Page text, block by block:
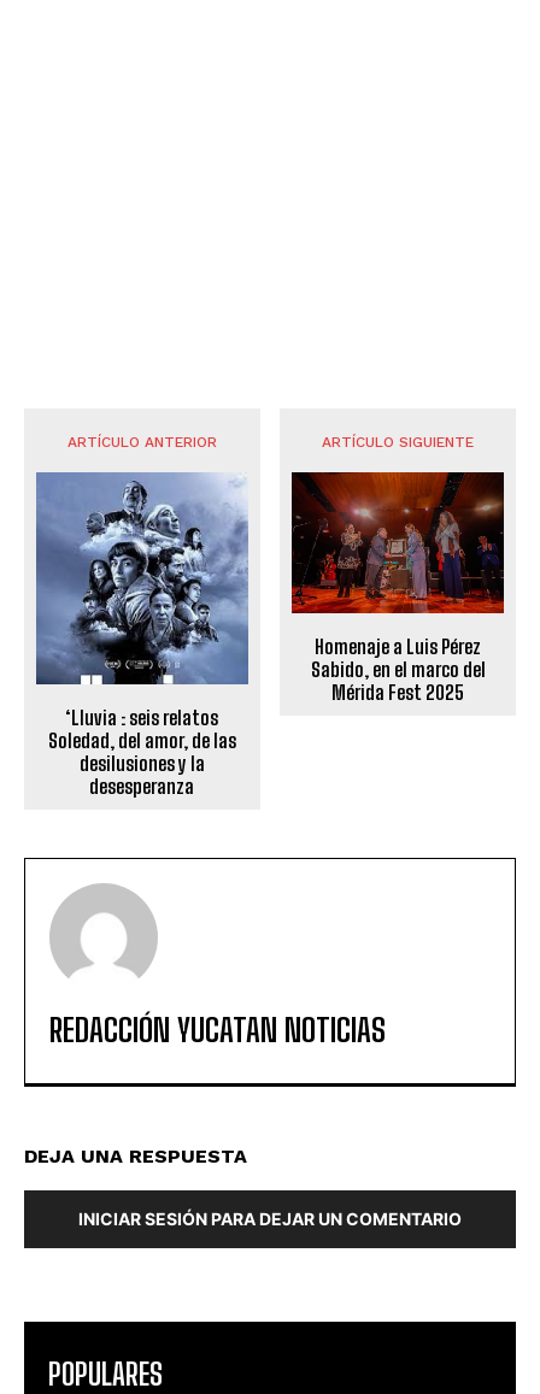
ARTÍCULO ANTERIOR
‘Lluvia : seis relatos
Soledad, del amor, de las
desilusiones y la
desesperanza
ARTÍCULO SIGUIENTE
Homenaje a Luis Pérez
Sabido, en el marco del
Mérida Fest 2025
REDACCIÓN YUCATAN NOTICIAS
DEJA UNA RESPUESTA
INICIAR SESIÓN PARA DEJAR UN COMENTARIO
POPULARES